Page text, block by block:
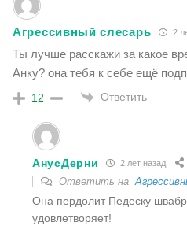
Агрессивный слесарь 2
Ты лучше расскажи за какое
Анку? она тебя к себе ещё
12 Ответить
АнусДерни 2 лет назад
Ответить на
Она пердолит Педеску
удовлетворяет!